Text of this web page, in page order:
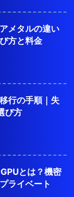
メタルの違い
方と料金
行の手順｜失
び方
とは？機密
ライベート